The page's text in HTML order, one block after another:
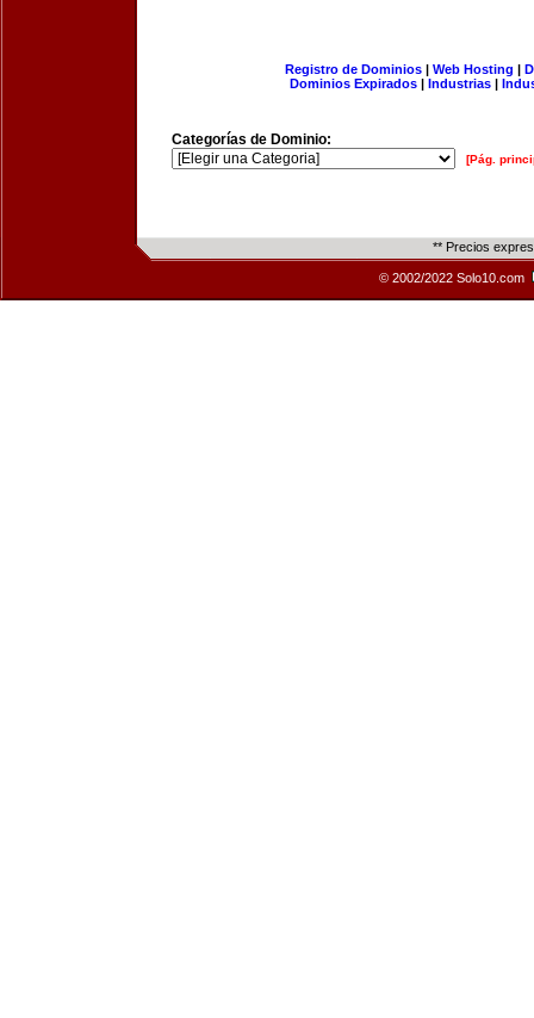
Registro de Dominios| Web Hosting |
Dominios Expirados | Industrias |
Categorías de Dominio:
[Pág.
** Precios
© 2002/2022 Solo10.com